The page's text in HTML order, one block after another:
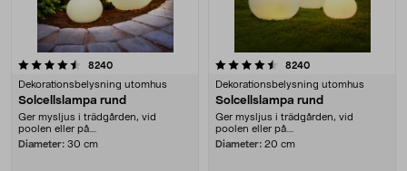
8240recensioner
Dekorationsbelysning utomhus
Solcellslampa rund
Ger mysljus i trädgården, vid
poolen eller på....
Diameter: 30 cm
4.5 av 5 stjärnor 8240recensioner
Dekorationsbelysning utomhus
Solcellslampa rund
Ger mysljus i trädgården, vid
poolen eller på....
Diameter: 20 cm